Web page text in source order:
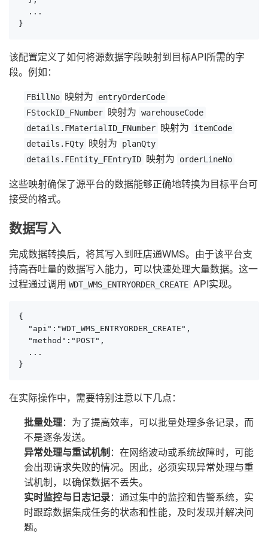
  ...
}
该配置定义了如何将源数据字段映射到目标API所需的字
段。例如：
FBillNo 映射为
entryOrderCode
FStockID_FNumber 映射为 warehouseCode
details.FMaterialID_FNumber 映射为
itemCode
details.FQty 映射为
planQty
details.FEntity_FEntryID 映射为 orderLineNo
这些映射确保了源平台的数据能够正确地转换为目标平台可
接受的格式。
数据写入
完成数据转换后，将其写入到旺店通WMS。由于该平台支
持高吞吐量的数据写入能力，可以快速处理大量数据。这一
过程通过调用 WDT_WMS_ENTRYORDER_CREATE API实现。
{
  "api":"WDT_WMS_ENTRYORDER_CREATE",
  "method":"POST",
  ...
}
在实际操作中，需要特别注意以下几点：
批量处理：为了提高效率，可以批量处理多条记录，而
不是逐条发送。
异常处理与重试机制：在网络波动或系统故障时，可能
会出现请求失败的情况。因此，必须实现异常处理与重
试机制，以确保数据不丢失。
实时监控与日志记录：通过集中的监控和告警系统，实
时跟踪数据集成任务的状态和性能，及时发现并解决问
题。